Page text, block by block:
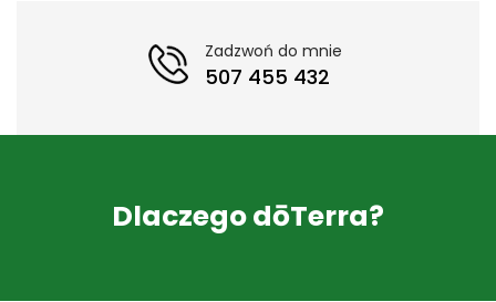
Zadzwoń do mnie
507 455 432
Dlaczego dōTerra?